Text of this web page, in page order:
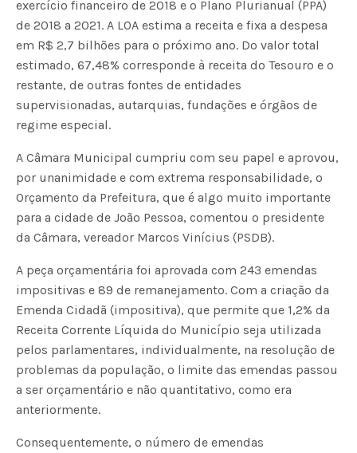
exercício financeiro de 2018 e o Plano Plurianual (PPA)
de 2018 a 2021. A LOA estima a receita e fixa a despesa
em R$ 2,7 bilhões para o próximo ano. Do valor total
estimado, 67,48% corresponde à receita do Tesouro e o
restante, de outras fontes de entidades
supervisionadas, autarquias, fundações e órgãos de
regime especial.
A Câmara Municipal cumpriu com seu papel e aprovou,
por unanimidade e com extrema responsabilidade, o
Orçamento da Prefeitura, que é algo muito importante
para a cidade de João Pessoa, comentou o presidente
da Câmara, vereador Marcos Vinícius (PSDB).
A peça orçamentária foi aprovada com 243 emendas
impositivas e 89 de remanejamento. Com a criação da
Emenda Cidadã (impositiva), que permite que 1,2% da
Receita Corrente Líquida do Município seja utilizada
pelos parlamentares, individualmente, na resolução de
problemas da população, o limite das emendas passou
a ser orçamentário e não quantitativo, como era
anteriormente.
Consequentemente, o número de emendas